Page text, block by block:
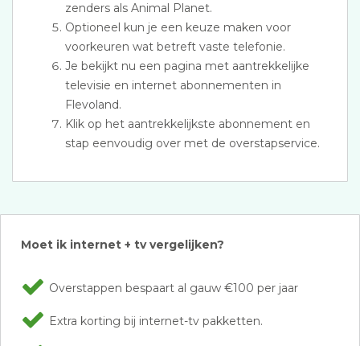
zenders als Animal Planet.
Optioneel kun je een keuze maken voor
voorkeuren wat betreft vaste telefonie.
Je bekijkt nu een pagina met aantrekkelijke
televisie en internet abonnementen in
Flevoland.
Klik op het aantrekkelijkste abonnement en
stap eenvoudig over met de overstapservice.
Moet ik internet + tv vergelijken?
Overstappen bespaart al gauw €100 per jaar
Extra korting bij internet-tv pakketten.